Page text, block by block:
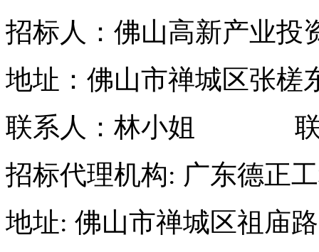
招标人：佛山高新产业投
地址：佛山市禅城区张槎
联系人：林小姐 联系
招标代理机构: 广东德正
地址: 佛山市禅城区祖庙